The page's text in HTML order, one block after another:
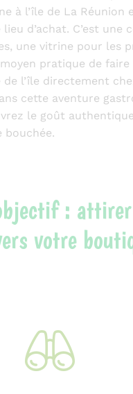
à l’île de La Réunion
d’achat. C’est une
une vitrine pour les
pratique de faire
l’île directement
cette aventure
le goût
bouchée.
:
votre